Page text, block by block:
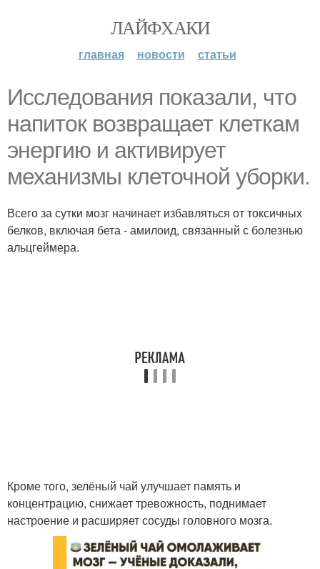
ЛАЙФХАКИ
главная новости статьи
Исследования показали, что
напиток возвращает клеткам
энергию и активирует
механизмы клеточной уборки.
Всего за сутки мозг начинает избавляться от токсичных
белков, включая бета - амилоид, связанный с болезнью
альцгеймера.
Кроме того, зелёный чай улучшает память и
концентрацию, снижает тревожность, поднимает
настроение и расширяет сосуды головного мозга.